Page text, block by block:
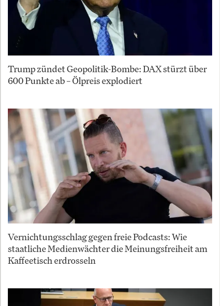
Trump zündet Geopolitik-Bombe: DAX stürzt über
600 Punkte ab – Ölpreis explodiert
Vernichtungsschlag gegen freie Podcasts: Wie
staatliche Medienwächter die Meinungsfreiheit am
Kaffeetisch erdrosseln